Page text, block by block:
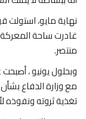
نهاية مايو، استولت
غادرت ساحة
منتصر.
وبحلول يونيو ،
مع وزارة الدفاع
تغذية ثروته